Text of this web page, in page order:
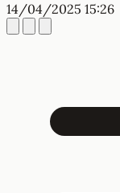
14/04/2025 15:26